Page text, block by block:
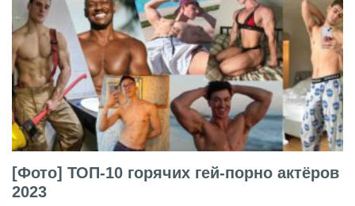
[Фото] ТОП-10 горячих гей-порно актёров
2023